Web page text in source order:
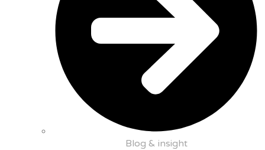
Blog & insight